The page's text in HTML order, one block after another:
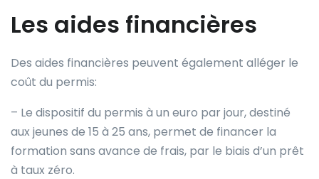
Les aides financières
Des aides financières peuvent également alléger le
coût du permis:
– Le dispositif du permis à un euro par jour, destiné
aux jeunes de 15 à 25 ans, permet de financer la
formation sans avance de frais, par le biais d’un prêt
à taux zéro.